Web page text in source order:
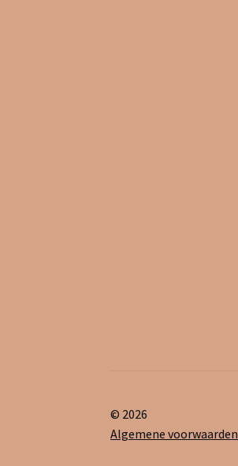
© 2026
Algemene voorwaarden